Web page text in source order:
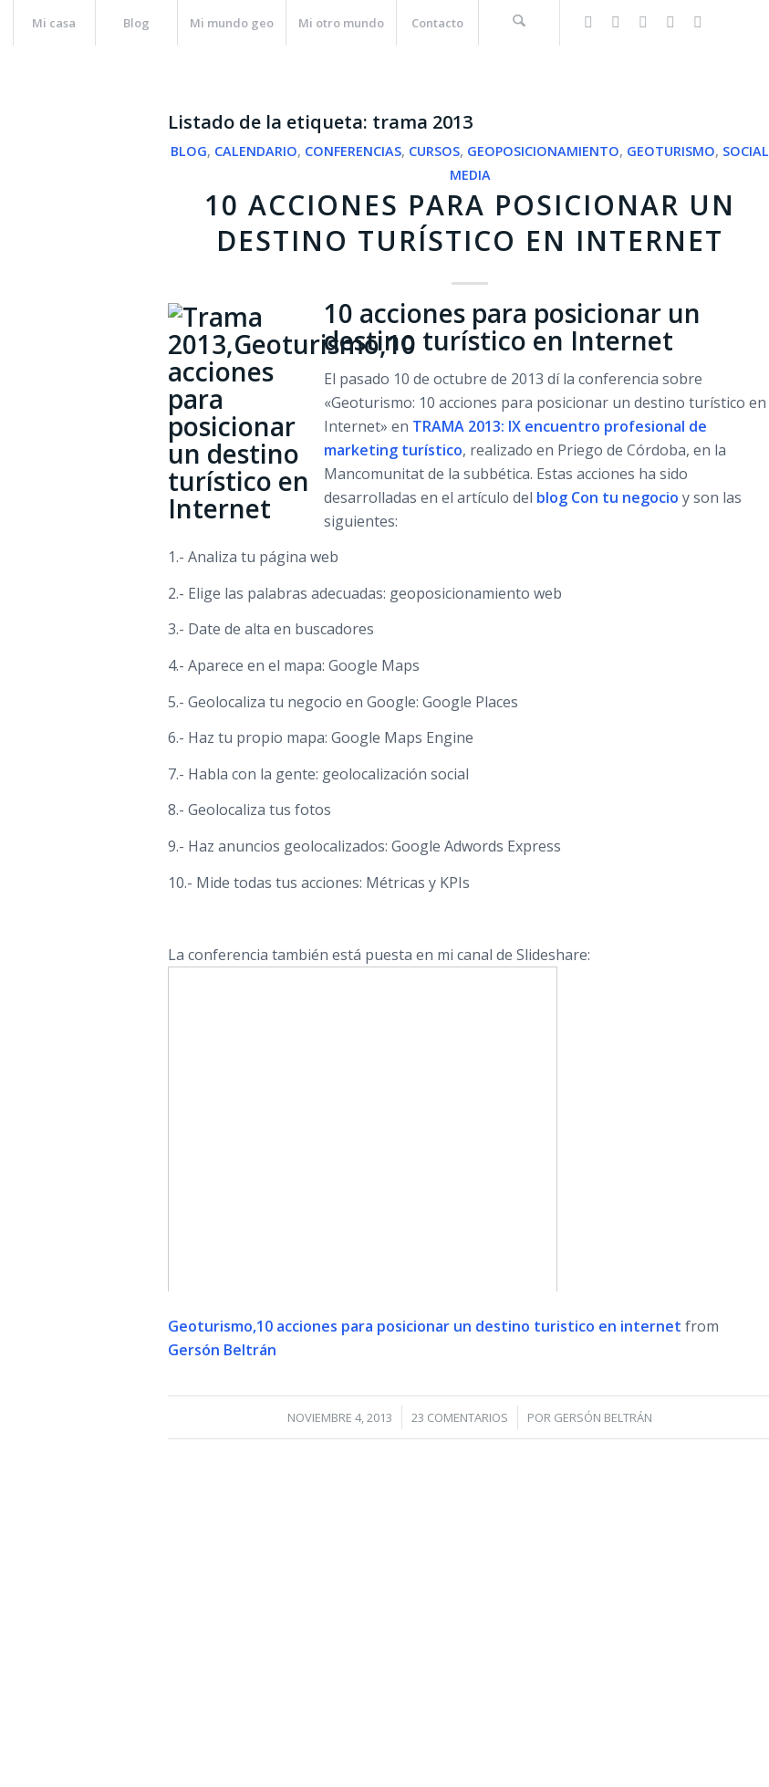
Mi casa Blog Mi mundo geo Mi otro mundo Contacto
Listado de la etiqueta: trama 2013
BLOG, CALENDARIO, CONFERENCIAS, CURSOS, GEOPOSICIONAMIENTO, GEOTURISMO, SOCIAL
MEDIA
10 ACCIONES PARA POSICIONAR UN
DESTINO TURÍSTICO EN INTERNET
10 acciones para posicionar un
destino turístico en Internet
El pasado 10 de octubre de 2013 dí la conferencia sobre
«Geoturismo: 10 acciones para posicionar un destino turístico en
Internet» en TRAMA 2013: IX encuentro profesional de
marketing turístico, realizado en Priego de Córdoba, en la
Mancomunitat de la subbética. Estas acciones ha sido
desarrolladas en el artículo del blog Con tu negocio y son las
siguientes:
1.- Analiza tu página web
2.- Elige las palabras adecuadas: geoposicionamiento web
3.- Date de alta en buscadores
4.- Aparece en el mapa: Google Maps
5.- Geolocaliza tu negocio en Google: Google Places
6.- Haz tu propio mapa: Google Maps Engine
7.- Habla con la gente: geolocalización social
8.- Geolocaliza tus fotos
9.- Haz anuncios geolocalizados: Google Adwords Express
10.- Mide todas tus acciones: Métricas y KPIs
La conferencia también está puesta en mi canal de Slideshare:
Geoturismo,10 acciones para posicionar un destino turistico en internet from
Gersón Beltrán
NOVIEMBRE 4, 2013
/ 23 COMENTARIOS
/ POR GERSÓN BELTRÁN